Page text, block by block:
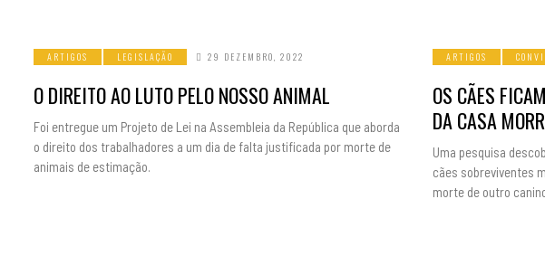
ARTIGOS LEGISLAÇÃO 29 DEZEMBRO, 2022
O DIREITO AO LUTO PELO NOSSO ANIMAL
Foi entregue um Projeto de Lei na Assembleia da República que aborda
o direito dos trabalhadores a um dia de falta justificada por morte de
animais de estimação.
ARTIGOS
OS CÃES
DA CASA
Uma pesquisa
cães sobreviventes
morte de outro